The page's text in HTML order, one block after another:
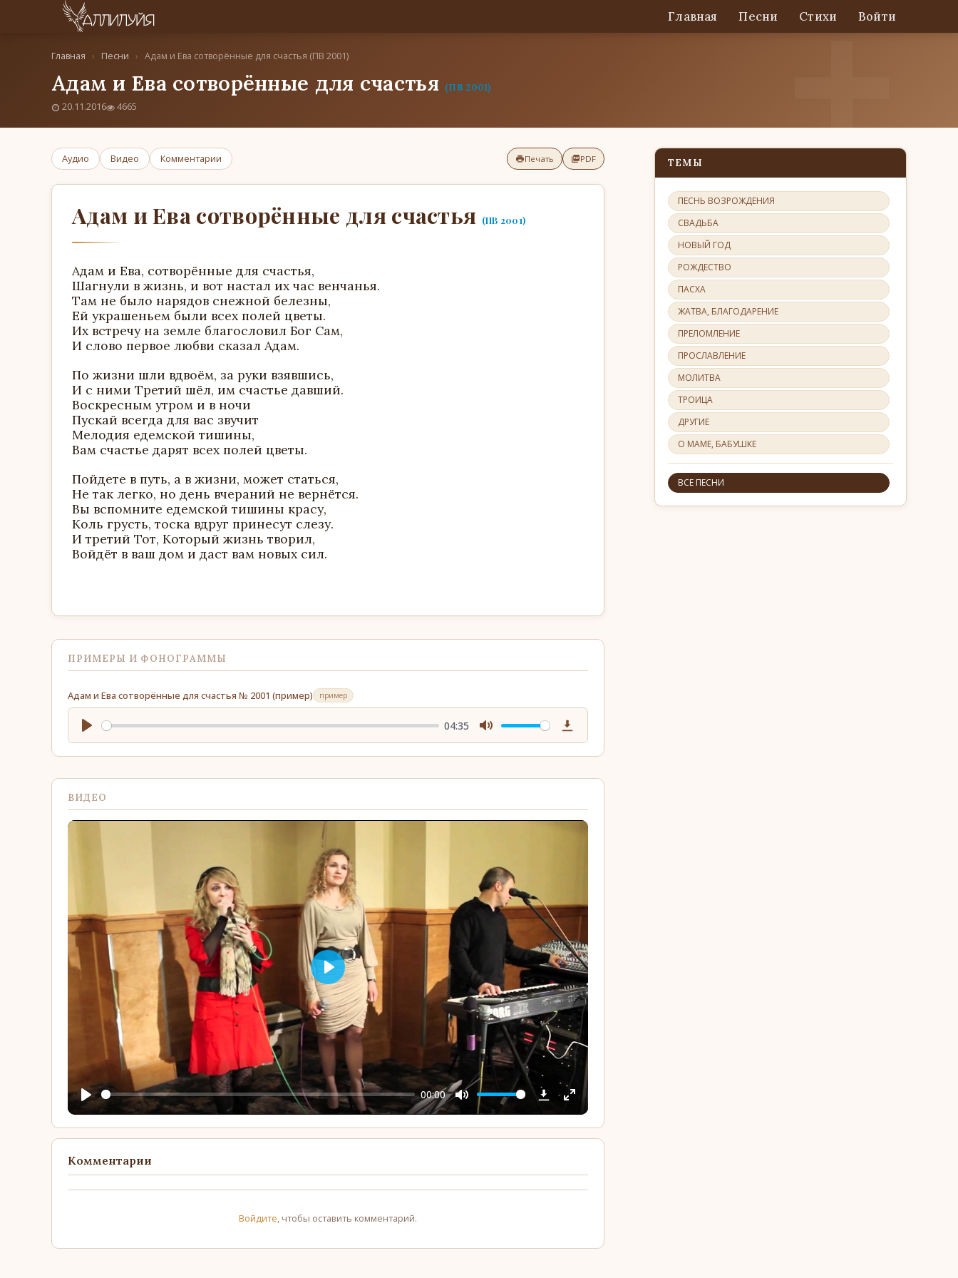
Главная Песни Стихи Войти
Главная › Песни › Адам и Ева сотворённые для счастья (ПВ 2001)
Адам и Ева сотворённые для счастья (ПВ 2001)
20.11.2016 4665
Аудио Видео Комментарии Печать PDF
Адам и Ева сотворённые для счастья (ПВ 2001)
Адам и Ева, сотворённые для счастья,
Шагнули в жизнь, и вот настал их час венчанья.
Там не было нарядов снежной белезны,
Ей украшеньем были всех полей цветы.
Их встречу на земле благословил Бог Сам,
И слово первое любви сказал Адам.
По жизни шли вдвоём, за руки взявшись,
И с ними Третий шёл, им счастье давший.
Воскресным утром и в ночи
Пускай всегда для вас звучит
Мелодия едемской тишины,
Вам счастье дарят всех полей цветы.
Пойдете в путь, а в жизни, может статься,
Не так легко, но день вчераний не вернётся.
Вы вспомните едемской тишины красу,
Коль грусть, тоска вдруг принесут слезу.
И третий Тот, Который жизнь творил,
Войдёт в ваш дом и даст вам новых сил.
ПРИМЕРЫ И ФОНОГРАММЫ
Адам и Ева сотворённые для счастья № 2001 (пример) пример
04:35
Download
ВИДЕО
Play
00:00
Mute
Enter
fullscreen
Play
Комментарии
Войдите, чтобы оставить комментарий.
ТЕМЫ
ПЕСНЬ ВОЗРОЖДЕНИЯ
СВАДЬБА
НОВЫЙ ГОД
РОЖДЕСТВО
ПАСХА
ЖАТВА, БЛАГОДАРЕНИЕ
ПРЕЛОМЛЕНИЕ
ПРОСЛАВЛЕНИЕ
МОЛИТВА
ТРОИЦА
ДРУГИЕ
О МАМЕ, БАБУШКЕ
ВСЕ ПЕСНИ